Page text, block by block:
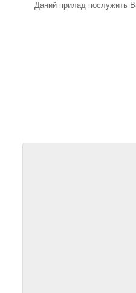
Даний прилад послужить